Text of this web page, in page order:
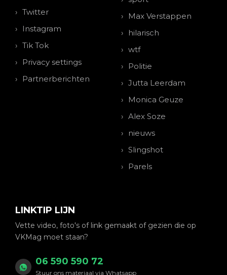
Twitter
Instagram
Tik Tok
Privacy settings
Partnerberichten
Max Verstappen
hilarisch
wtf
Politie
Jutta Leerdam
Monica Geuze
Alex Soze
nieuws
Slingshot
Parels
LINKTIP LIJN
Vette video, foto's of link gemaakt of gezien die op
VKMag moet staan?
06 590 590 72
Stuur ons materiaal via Whatsapp